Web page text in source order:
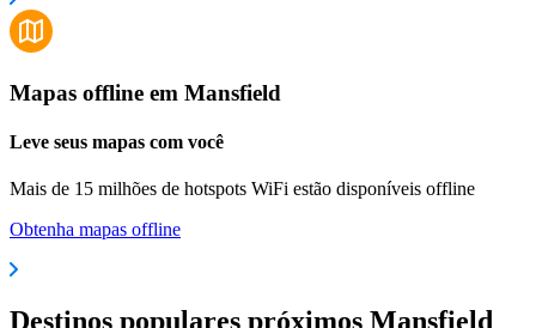
Mapas offline em Mansfield
Leve seus mapas com você
Mais de 15 milhões de hotspots WiFi estão disponíveis offline
Obtenha mapas offline
Destinos populares próximos Mansfield